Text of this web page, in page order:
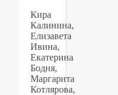
Кира
Калинина,
Елизавета
Ивина,
Екатерина
Бодня,
Маргарита
Котлярова,